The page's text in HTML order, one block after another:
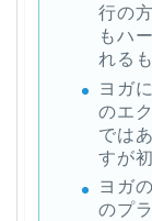
行の
もハ
れる
ヨガ
のエ
では
すが
ヨガ
のプ